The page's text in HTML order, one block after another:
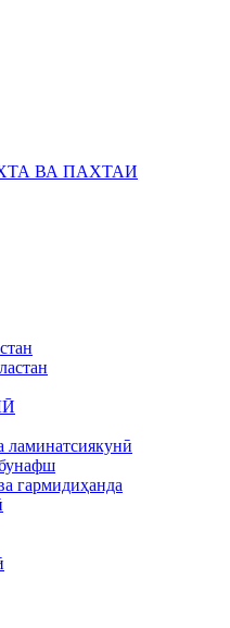
ВА ПАХТАИ
гармидиҳанда